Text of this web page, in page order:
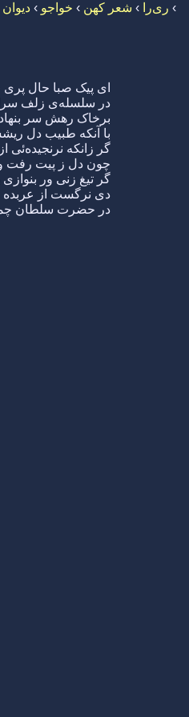
› ری‌را › شعر کهن › خواجو › دیوان
ای پیک صبا حال
در سلسله‌ی زلف
برخاک رهش سر
با آنکه طبیب دل
گر زانکه نرنجیده‌ئی
چون دل ز پیت رفت
گر تیغ زنی ور
دی نرگست از
در حضرت سلطان